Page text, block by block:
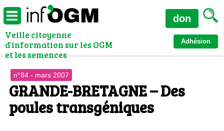
Veille citoyenne
d'information sur les OGM
et les semences
Adhésion
don
n°84 - mars 2007
GRANDE-BRETAGNE – Des
poules transgéniques